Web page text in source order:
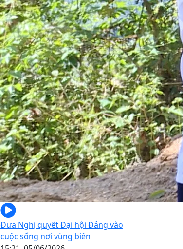
Đưa Nghị quyết Đại hội Đảng vào
cuộc sống nơi vùng biên